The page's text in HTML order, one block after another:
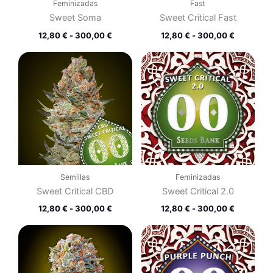
Feminizadas
Sweet Soma
12,80€ - 300,00€
Fast
Sweet Critical Fast
12,80€ - 300,00€
Semillas
Sweet Critical CBD
12,80€ - 300,00€
Rango
precios:
12,80 €
300,00 €
Feminizadas
Sweet Critical 2.0
12,80€ - 300,00€
Rango
de
precios:
desde
12,80 €
hasta
300,00 €
Rango
precios:
Rango
de
precios:
desde
12,80 €